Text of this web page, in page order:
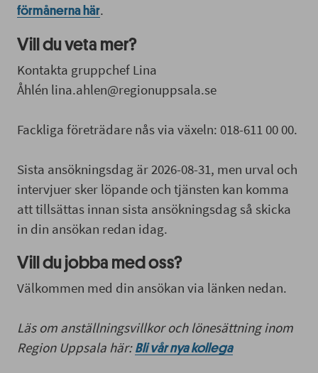
förmånerna här.
Vill du veta mer?
Kontakta gruppchef Lina
Åhlén lina.ahlen@regionuppsala.se
Fackliga företrädare nås via växeln: 018-611 00 00.
Sista ansökningsdag är 2026-08-31, men urval och
intervjuer sker löpande och tjänsten kan komma
att tillsättas innan sista ansökningsdag så skicka
in din ansökan redan idag.
Vill du jobba med oss?
Välkommen med din ansökan via länken nedan.
Läs om anställningsvillkor och lönesättning inom
Region Uppsala här: Bli vår nya kollega